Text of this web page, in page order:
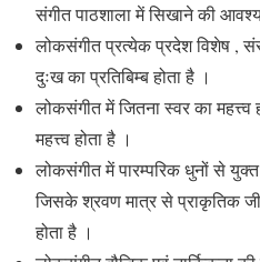
संगीत पाठशाला में सिखाने की
लोकसंगीत प्रत्येक प्रदेश विशेष ,
दुःख का प्रतिबिम्ब होता है ।
लोकसंगीत में जितना स्वर का महत्त्व
महत्त्व होता है ।
लोकसंगीत में पारम्परिक धुनों से युक्त
जिसके श्रवण मात्र से प्राकृतिक
होता है ।